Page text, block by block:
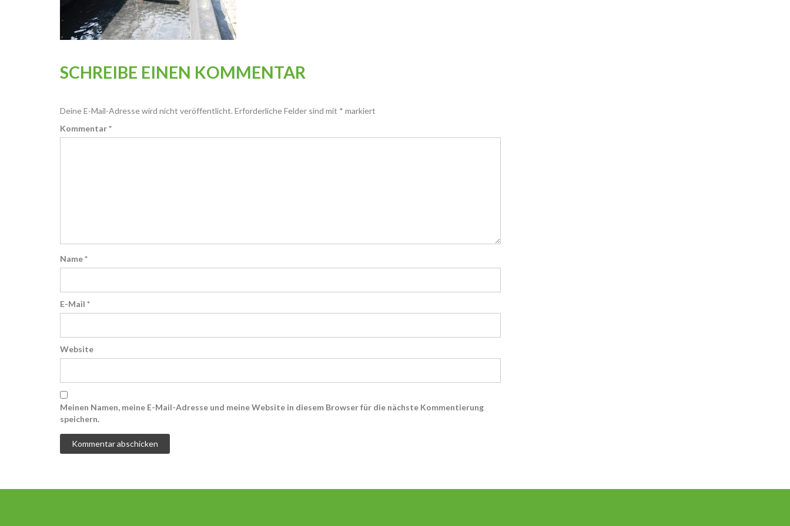
SCHREIBE EINEN KOMMENTAR
Deine E-Mail-Adresse wird nicht veröffentlicht. Erforderliche Felder sind mit * markiert
Kommentar*
Name*
E-Mail *
Website
Meinen Namen, meine E-Mail-Adresse und meine Website in diesem Browser für die nächste Kommentierung
speichern.